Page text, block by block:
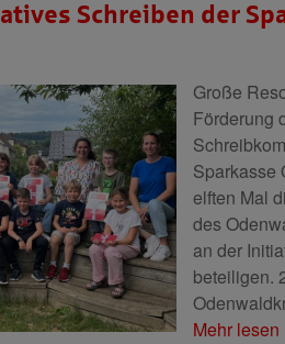
Schreiben der
Große
Förderung
Sparkasse
elften Mal
des
an der
beteiligen.
Mehr lesen